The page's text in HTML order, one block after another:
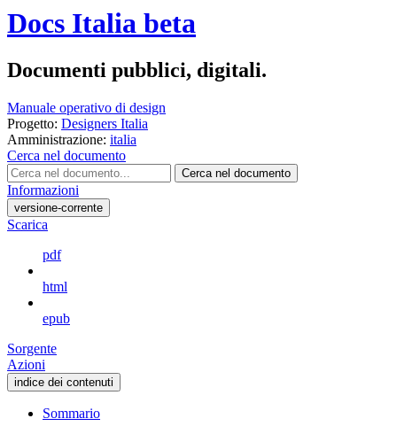
Docs Italia beta
Documenti pubblici, digitali.
Manuale operativo di design
Progetto: Designers Italia
Amministrazione: italia
Cerca nel documento
Cerca nel documento
Informazioni
versione-corrente
Scarica
pdf
html
epub
Sorgente
Azioni
indice dei contenuti
Sommario